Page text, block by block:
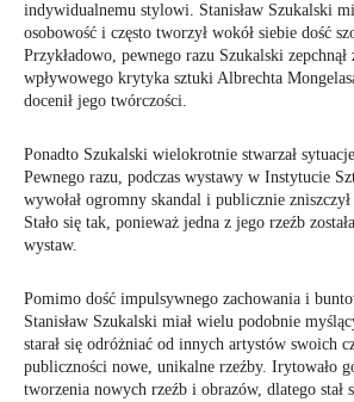
indywidualnemu stylowi. Stanisław Szukalski
osobowość i często tworzył wokół siebie dość
Przykładowo, pewnego razu Szukalski
wpływowego krytyka sztuki Albrechta
docenił jego twórczości.
Ponadto Szukalski wielokrotnie stwarzał
Pewnego razu, podczas wystawy w Instytucie
wywołał ogromny skandal i publicznie
Stało się tak, ponieważ jedna z jego rzeźb
wystaw.
Pomimo dość impulsywnego zachowania i
Stanisław Szukalski miał wielu podobnie
starał się odróżniać od innych artystów swoich
publiczności nowe, unikalne rzeźby. Irytowało
tworzenia nowych rzeźb i obrazów, dlatego stał